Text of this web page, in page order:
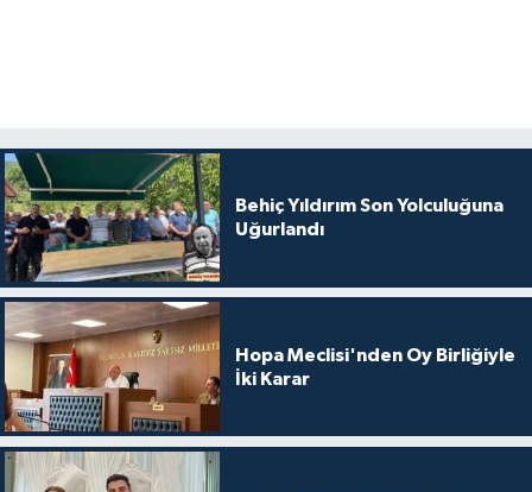
Behiç Yıldırım Son Yolculuğuna
Uğurlandı
Hopa Meclisi'nden Oy Birliğiyle
İki Karar